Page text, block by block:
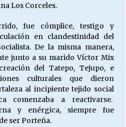
segmentos de la riqueza
Los Corceles.
fue cómplice, testigo y
en clandestinidad del
De la misma manera,
junto a su marido Víctor Mix
del Tatepo, Tejupo, e
culturales que dieron
al incipiente tejido social
comenzaba a reactivarse.
y enérgica, siempre fue
ser Porteña.